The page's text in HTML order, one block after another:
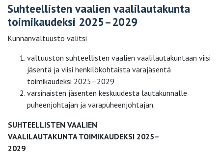
Suhteellisten vaalien vaalilautakunta
toimikaudeksi 2025–2029
Kunnanvaltuusto valitsi
valtuuston suhteellisten vaalien vaalilautakuntaan viisi
jäsentä ja viisi henkilökohtaista varajäsentä
toimikaudeksi 2025–2029
varsinaisten jäsenten keskuudesta lautakunnalle
puheenjohtajan ja varapuheenjohtajan.
SUHTEELLISTEN VAALIEN
VAALILAUTAKUNTA TOIMIKAUDEKSI 2025–
2029